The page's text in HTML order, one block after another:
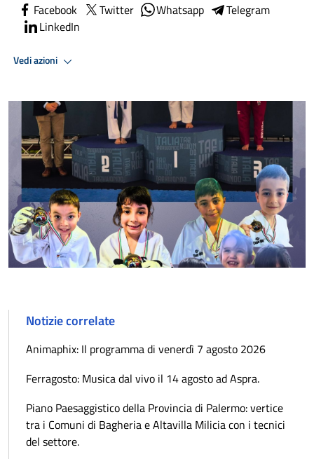
Facebook Twitter Whatsapp
Telegram
LinkedIn
Vedi azioni
Notizie correlate
Animaphix: Il programma di venerdì 7 agosto 2026
Ferragosto: Musica dal vivo il 14 agosto ad Aspra.
Piano Paesaggistico della Provincia di Palermo: vertice
tra i Comuni di Bagheria e Altavilla Milicia con i tecnici
del settore.